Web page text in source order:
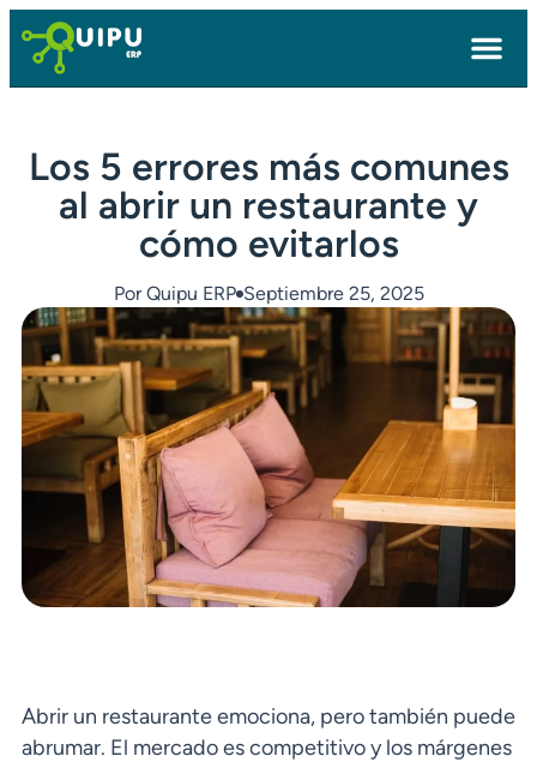
Los 5 errores más comunes
al abrir un restaurante y
cómo evitarlos
PorQuipu ERP Septiembre 25, 2025
Abrir un restaurante emociona, pero también puede
abrumar. El mercado es competitivo y los márgenes